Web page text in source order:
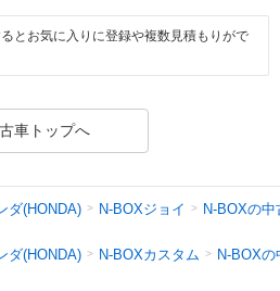
とお気に入りに登録や複数見積もりがで
車トップへ
ダ(HONDA) N-BOXジョイ N-BOXの中
ダ(HONDA) N-BOXカスタム N-BOXの